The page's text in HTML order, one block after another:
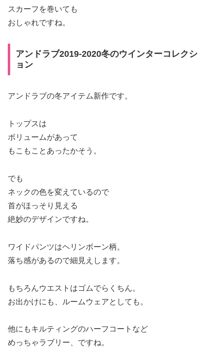
スカーフを巻いても
おしゃれですね。
アンドラブ2019-2020冬のウインターコレクシ
ョン
アンドラブの冬アイテム新作です。
トップスは
ボリュームがあって
もこもことあったかそう。
でも
ネックの色を変えているので
首がほっそり見える
絶妙のデザインですね。
ワイドパンツはヘリンボーン柄。
落ち感があるので細見えします。
もちろんウエストはゴムでらくちん。
お出かけにも、ルームウェアとしても。
他にもキルティングのハーフコートなど
めっちゃラブリー、ですね。